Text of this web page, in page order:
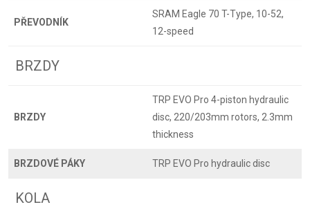
PŘEVODNÍK
SRAM Eagle 70 T-Type, 10-52,
12-speed
BRZDY
BRZDY
TRP EVO Pro 4-piston hydraulic
disc, 220/203mm rotors, 2.3mm
thickness
BRZDOVÉ PÁKY TRP EVO Pro hydraulic disc
KOLA